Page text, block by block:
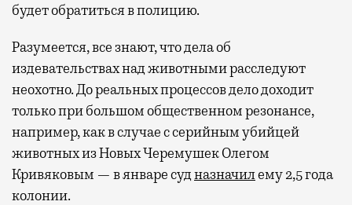
будет обратиться в полицию.
Разумеется, все знают, что дела об
издевательствах над животными расследуют
неохотно. До реальных процессов дело доходит
только при большом общественном резонансе,
например, как в случае с серийным убийцей
животных из Новых Черемушек Олегом
Кривяковым — в январе судназначилему 2,5 года
колонии.